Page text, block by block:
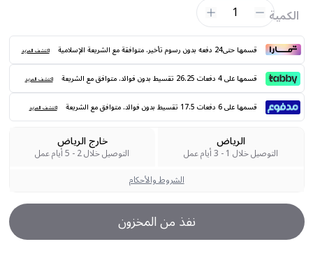
الكمية 1
قسمها حتى24 دفعه بدون رسوم تأخير. متوافقة مع الشريعة الإسلامية اكتشف المزيد
قسمها على 4 دفعات 26.25 تقسيط بدون فوائد. متوافق مع الشريعة اكتشف المزيد
قسمها على 6 دفعات 17.5 تقسيط بدون فوائد. متوافق مع الشريعة اكتشف المزيد
الرياض
التوصيل خلال 1 - 3 أيام عمل
خارج الرياض
التوصيل خلال 2 - 5 أيام عمل
الشروط والأحكام
نفذ من المخزون